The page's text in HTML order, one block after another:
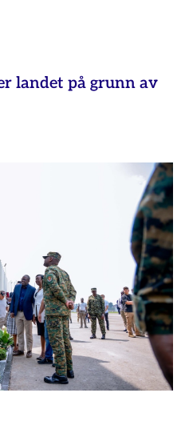
landet på grunn av